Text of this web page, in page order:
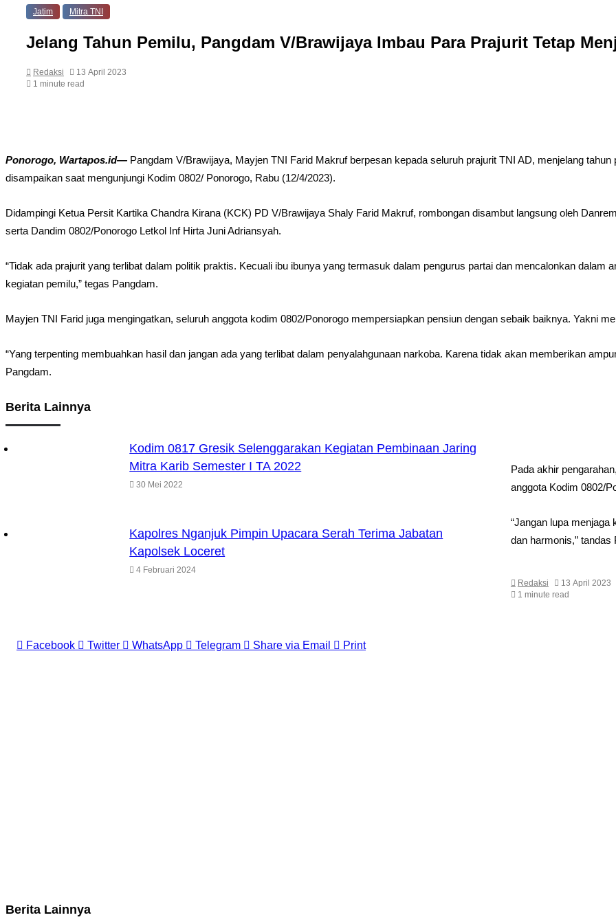
Jatim Mitra TNI
Jelang Tahun Pemilu, Pangdam V/Brawijaya Imbau Para Prajurit Tetap
Redaksi
13 April 2023
1 minute read
Ponorogo, Wartapos.id— Pangdam V/Brawijaya, Mayjen TNI Farid Makruf berpesan kepada seluruh prajurit TNI AD, menjelang
disampaikan saat mengunjungi Kodim 0802/ Ponorogo, Rabu (12/4/2023).
Didampingi Ketua Persit Kartika Chandra Kirana (KCK) PD V/Brawijaya Shaly Farid Makruf, rombongan disambut langsung oleh
serta Dandim 0802/Ponorogo Letkol Inf Hirta Juni Adriansyah.
“Tidak ada prajurit yang terlibat dalam politik praktis. Kecuali ibu ibunya yang termasuk dalam pengurus partai dan mencalonkan
kegiatan pemilu,” tegas Pangdam.
Mayjen TNI Farid juga mengingatkan, seluruh anggota kodim 0802/Ponorogo mempersiapkan pensiun dengan sebaik baiknya. Yakni
“Yang terpenting membuahkan hasil dan jangan ada yang terlibat dalam penyalahgunaan narkoba. Karena tidak akan memberikan
Pangdam.
Berita Lainnya
Kodim 0817 Gresik Selenggarakan Kegiatan Pembinaan Jaring
Mitra Karib Semester I TA 2022
30 Mei 2022
Kapolres Nganjuk Pimpin Upacara Serah Terima Jabatan
Kapolsek Loceret
4 Februari 2024
Pada akhir
anggota Kodim 0802/
“Jangan lupa
dan harmonis,” tandas
Redaksi
13 April 2023
1 minute read
Facebook Twitter WhatsApp Telegram Share via Email Print
Berita Lainnya